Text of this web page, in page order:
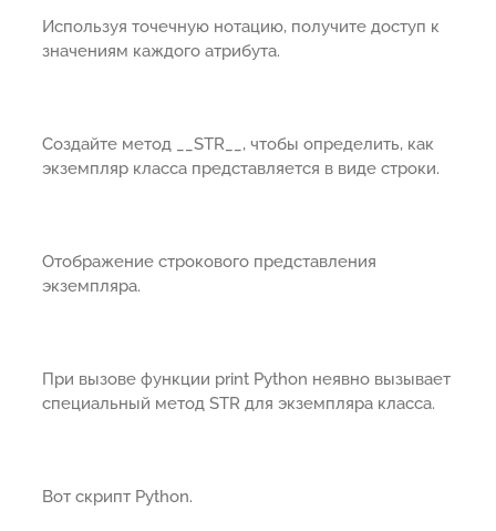
Используя точечную нотацию, получите доступ к
значениям каждого атрибута.
Создайте метод __STR__, чтобы определить, как
экземпляр класса представляется в виде строки.
Отображение строкового представления
экземпляра.
При вызове функции print Python неявно вызывает
специальный метод STR для экземпляра класса.
Вот скрипт Python.